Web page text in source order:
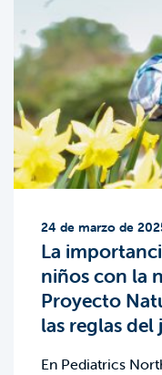
24 de marzo de
La
niños con la
Proyecto
las reglas del
En Pediatrics